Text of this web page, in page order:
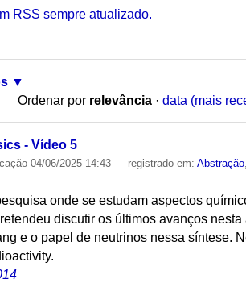
RSS sempre atualizado.
Ordenar por relevância · data (mais
- Vídeo 5
04/06/2025 14:43— registrado em:Abstração
onde se estudam aspectos
discutir os últimos avanços nesta
e o papel de neutrinos nessa síntese.